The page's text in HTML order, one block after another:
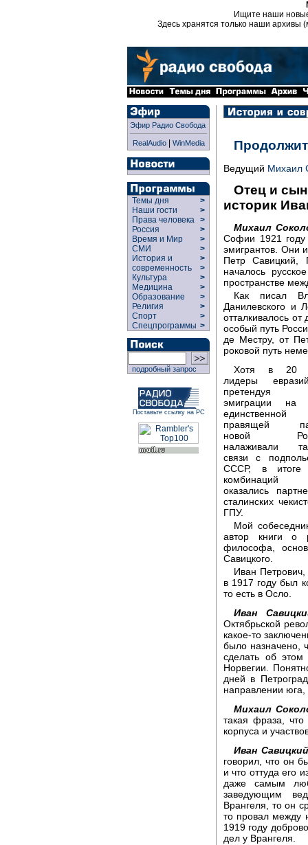
Ищите наши
Здесь хранятся только наши архивы
Эфир Радио Свобода
RealAudio| WinMedia
Темы дня
>
Наши гости
>
Права человека >
Россия
>
Время и Мир
>
СМИ
>
История и
современность
>
>
Культура
>
Медицина
>
Образование
>
Религия
>
Спорт
>
Спецпрограммы >
подробный запрос
Поставьте ссылку на РС
Ведущий Михаил
Отец и
историк
Михаил
Софии 1921 году
эмигрантов. Они
Петр Савицкий,
началось
пространстве
Как писал
Данилевского и
отталкивалось
особый путь
де Местру, от
роковой путь
Хотя в 20
лидеры
эмиграции на
единственной
правящей
новой
налаживали
связи с
СССР, в итоге
комбинаций
оказались
сталинских
ГПУ.
Мой
автор книги о
философа,
Савицкого.
Иван
в 1917 году был
то есть в Осло.
Иван
Октябрьской
какое-то
было назначено,
сделать об
Норвегии.
дней в
направлении юга,
Михаил
такая фраза,
корпуса и
Иван
говорил, что он
и что оттуда его
даже самым
заведующим
Врангеля, то он
то провал между
1919 году
дел у Врангеля.